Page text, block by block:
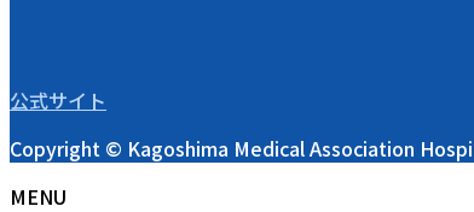
公式サイト
Copyright © Kagoshima Medical Association
MENU